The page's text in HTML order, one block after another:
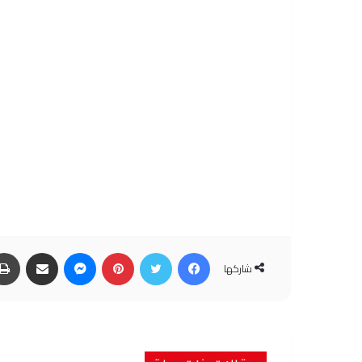
شاركها
فيسبوك تويتر بينتيريست ماسنجر مشاركة عبر البريد